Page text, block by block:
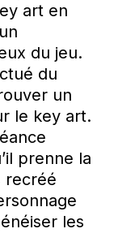
art en
du jeu.
du
un
le key art.
prenne la
recréé
les